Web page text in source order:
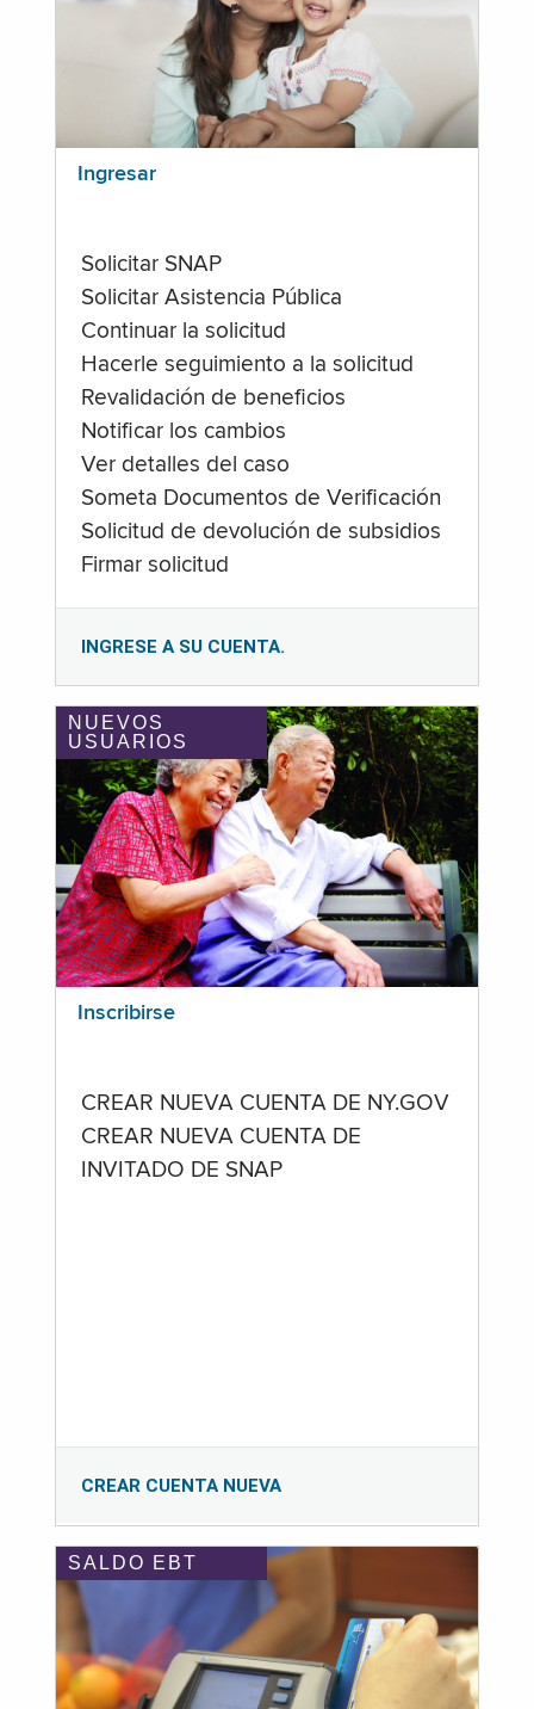
Ingresar
Solicitar SNAP
Solicitar Asistencia Pública
Continuar la solicitud
Hacerle seguimiento a la solicitud
Revalidación de beneficios
Notificar los cambios
Ver detalles del caso
Someta Documentos de Verificación
Solicitud de devolución de subsidios
Firmar solicitud
INGRESE A SU CUENTA.
NUEVOS
USUARIOS
Inscribirse
CREAR NUEVA CUENTA DE NY.GOV
CREAR NUEVA CUENTA DE
INVITADO DE SNAP
CREAR CUENTA NUEVA
SALDO EBT